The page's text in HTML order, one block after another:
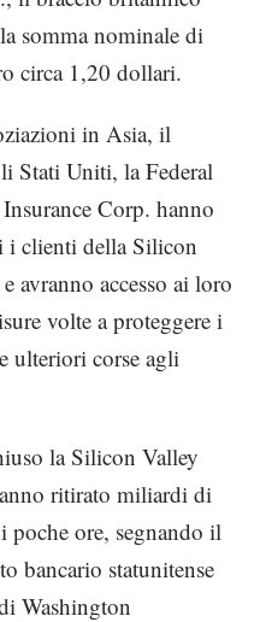
somma nominale di
circa 1,20 dollari.
in Asia, il
Stati Uniti, la Federal
Corp. hanno
i clienti della Silicon
avranno accesso ai loro
volte a proteggere i
ulteriori corse agli
la Silicon Valley
ritirato miliardi di
ore, segnando il
bancario statunitense
Washington